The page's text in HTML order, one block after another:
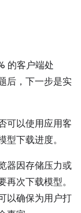
的客户端处
后，下一步是实
可以使用应用客
下载进度。
器因存储压力或
次下载模型。
以确保为用户打